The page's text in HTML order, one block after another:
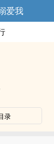
爱我
录